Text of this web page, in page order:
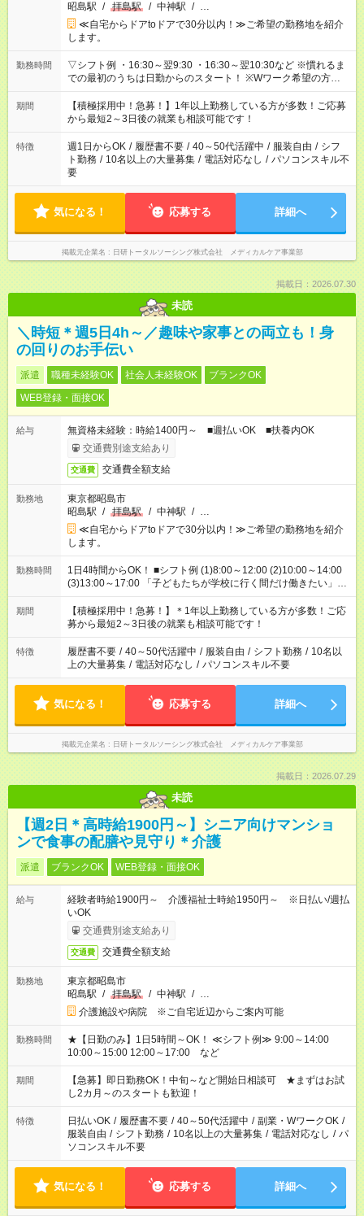
昭島駅 / 拝島駅 / 中神駅 / …
≪自宅からドアtoドアで30分以内！≫ご希望の勤務地を紹介
します。
勤務時間
▽シフト例 ・16:30～翌9:30 ・16:30～翌10:30など ※慣れるま
での最初のうちは日勤からのスタート！ ※Wワーク希望の方へ
今ご覧のお仕事で希望する勤務時間と、もう1つのお仕事の勤務
時間。 合計で週40時間を超える場合は応募できません。
期間
【積極採用中！急募！】1年以上勤務している方が多数！ご応募
から最短2～3日後の就業も相談可能です！
特徴 週1日からOK / 履歴書不要 / 40～50代活躍中 / 服装自由 / シフ
ト勤務 / 10名以上の大量募集 / 電話対応なし / パソコンスキル不
要
気になる！ 応募する 詳細へ
掲載元企業名 日研トータルソーシング株式会社 メディカルケア事業部
掲載日：2026.07.30
未読
＼時短＊週5日4h～／趣味や家事との両立も！身
の回りのお手伝い
派遣 職種未経験OK 社会人未経験OK
ブランクOK
WEB登録・面接OK
給与
無資格未経験：時給1400円～ ■週払いOK ■扶養内OK
交通費別途支給あり
交通費 交通費全額支給
勤務地
東京都昭島市
昭島駅 / 拝島駅 / 中神駅 / …
≪自宅からドアtoドアで30分以内！≫ご希望の勤務地を紹介
します。
勤務時間
1日4時間からOK！ ■シフト例 (1)8:00～12:00 (2)10:00～14:00
(3)13:00～17:00 「子どもたちが学校に行く間だけ働きたい」
「余裕を持って夕飯の準備がしたい」 「午前中は働いて、午後
はプライベートの時間にしたい」 など、ご希望を教えてくださ
いね。 ※Wワーク希望の方へ 今ご覧のお仕事で希望する勤務時
間と、もう1つのお仕事の勤務時間。 合計で週40時間を超える
場合は応募できません。
期間
【積極採用中！急募！】＊1年以上勤務している方が多数！ご応
募から最短2～3日後の就業も相談可能です！
特徴 履歴書不要 / 40～50代活躍中 / 服装自由 / シフト勤務 / 10名以
上の大量募集 / 電話対応なし / パソコンスキル不要
気になる！ 応募する 詳細へ
掲載元企業名 日研トータルソーシング株式会社 メディカルケア事業部
掲載日：2026.07.29
未読
【週2日＊高時給1900円～】シニア向けマンショ
ンで食事の配膳や見守り＊介護
派遣 ブランクOK WEB登録・面接OK
給与
経験者時給1900円～ 介護福祉士時給1950円～ ※日払い/週払
いOK
交通費別途支給あり
交通費 交通費全額支給
勤務地
東京都昭島市
昭島駅 / 拝島駅 / 中神駅 / …
介護施設や病院 ※ご自宅近辺からご案内可能
勤務時間
★【日勤のみ】1日5時間～OK！ ≪シフト例≫ 9:00～14:00
10:00～15:00 12:00～17:00 など
期間
【急募】即日勤務OK！中旬～など開始日相談可 ★まずはお試
し2カ月～のスタートも歓迎！
特徴 日払いOK / 履歴書不要 / 40～50代活躍中 / 副業・WワークOK /
服装自由 / シフト勤務 / 10名以上の大量募集 / 電話対応なし / パ
ソコンスキル不要
気になる！ 応募する 詳細へ